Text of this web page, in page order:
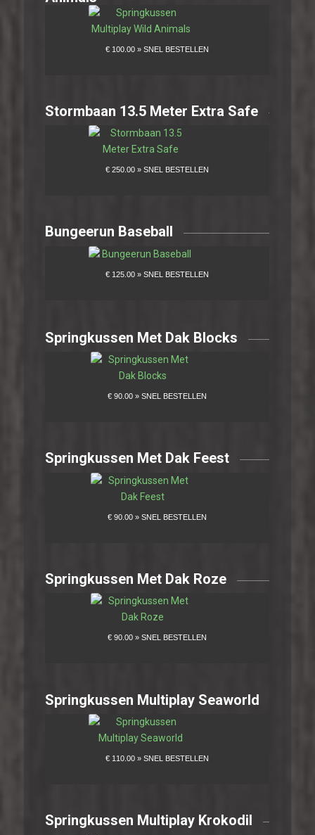
Stormbaan 13.5 Meter Extra Safe
Bungeerun Baseball
Springkussen Met Dak Blocks
Springkussen Met Dak Feest
Springkussen Met Dak Roze
Springkussen Multiplay Seaworld
Springkussen Multiplay Krokodil